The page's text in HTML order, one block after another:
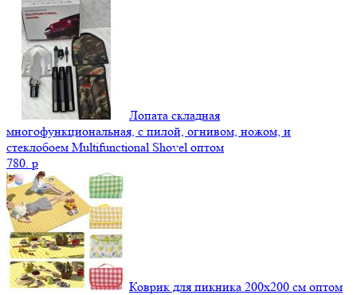
Лопата складная
многофункциональная, с пилой, огнивом, ножом, и
стеклобоем Multifunctional Shovel оптом
780. p
Коврик для пикника 200х200 см оптом